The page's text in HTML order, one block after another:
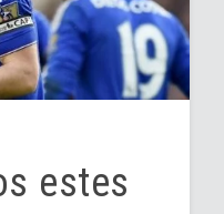
estes